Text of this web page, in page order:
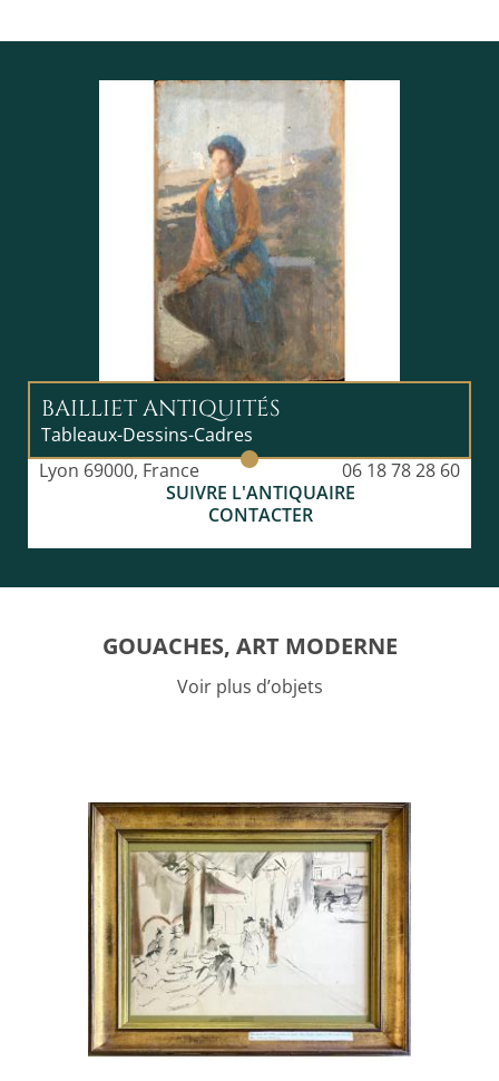
BAILLIET ANTIQUITÉS
Tableaux-Dessins-Cadres
Lyon 69000, France
06 18 78 28 60
SUIVRE L'ANTIQUAIRE
CONTACTER
GOUACHES, ART MODERNE
Voir plus d’objets